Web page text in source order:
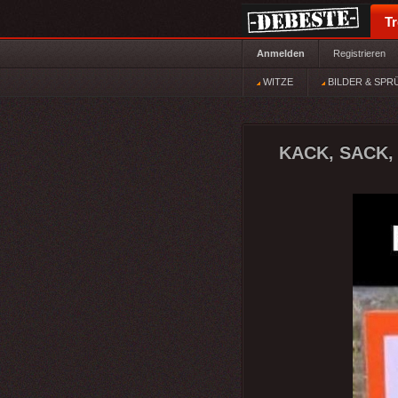
Anmelden Registrieren
WITZE BILDER &
KACK,